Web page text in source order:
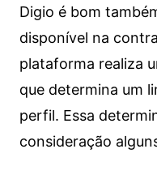
Digio é bom
disponível na
plataforma realiza
que determina um
perfil. Essa
consideração